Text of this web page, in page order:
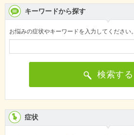
キーワードから探す
お悩みの症状やキーワードを入力してください。
検索する
症状